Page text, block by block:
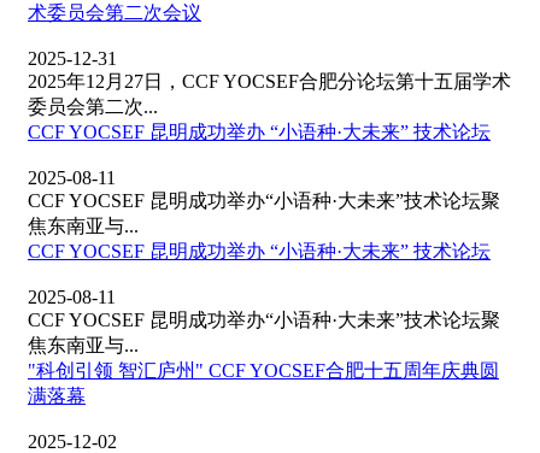
术委员会第二次会议
2025-12-31
2025年12月27日，CCF YOCSEF合肥分论坛第十五届学术
委员会第二次...
CCF YOCSEF 昆明成功举办 “小语种·大未来” 技术论坛
2025-08-11
CCF YOCSEF 昆明成功举办“小语种·大未来”技术论坛聚
焦东南亚与...
CCF YOCSEF 昆明成功举办 “小语种·大未来” 技术论坛
2025-08-11
CCF YOCSEF 昆明成功举办“小语种·大未来”技术论坛聚
焦东南亚与...
"科创引领 智汇庐州" CCF YOCSEF合肥十五周年庆典圆
满落幕
2025-12-02